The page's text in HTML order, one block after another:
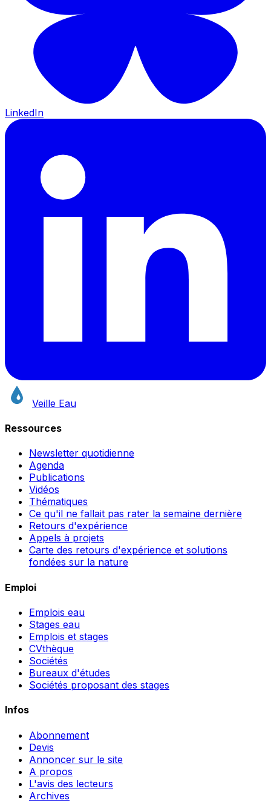
LinkedIn
Veille Eau
Ressources
Newsletter quotidienne
Agenda
Publications
Vidéos
Thématiques
Ce qu'il ne fallait pas rater la semaine dernière
Retours d'expérience
Appels à projets
Carte des retours d'expérience et solutions
fondées sur la nature
Emploi
Emplois eau
Stages eau
Emplois et stages
CVthèque
Sociétés
Bureaux d'études
Sociétés proposant des stages
Infos
Abonnement
Devis
Annoncer sur le site
A propos
L'avis des lecteurs
Archives